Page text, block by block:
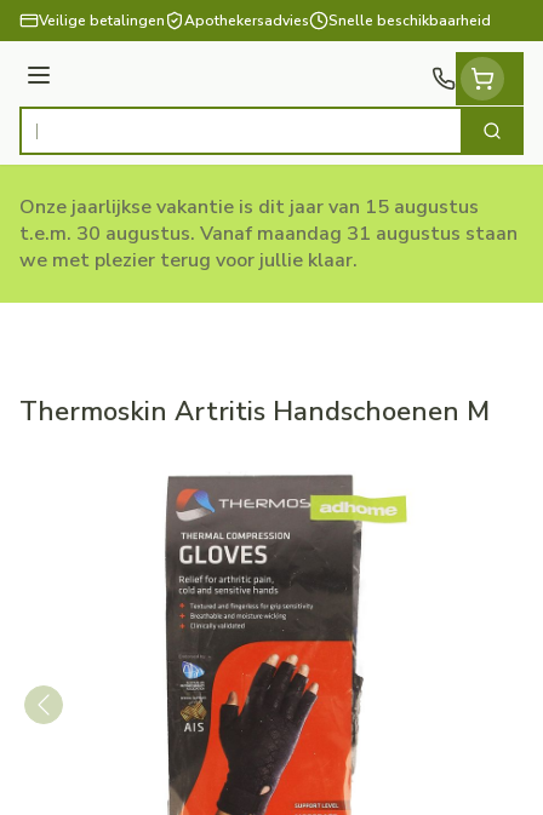
Ga naar de inhoud
Veilige betalingen Apothekersadvies Snelle beschikbaarheid
Menu
Product, merk, categorie... Zoek
Onze jaarlijkse vakantie is dit jaar van 15 augustus
t.e.m. 30 augustus. Vanaf maandag 31 augustus staan
we met plezier terug voor jullie klaar.
Thermoskin Artritis Handschoenen M